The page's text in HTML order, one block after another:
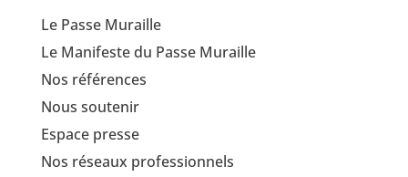
Le Passe Muraille
Le Manifeste du Passe Muraille
Nos références
Nous soutenir
Espace presse
Nos réseaux professionnels